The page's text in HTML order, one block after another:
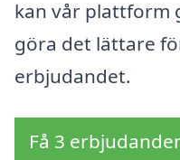
kan vår plattform
göra det lättare
erbjudandet.
Få 3